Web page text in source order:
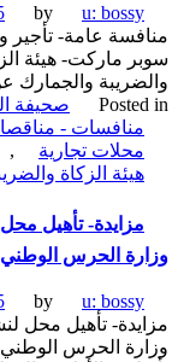
2025 by
u:
عامة- تأجير
ماركت- هيئة الزكاة
والجمارك عن
صحيفة
- مناقصات -
تجارية
,
الزكاة والضريبة
تأهيل محل
الحرس الوطني
2025 by
u:
تأهيل محل
الحرس الوطني